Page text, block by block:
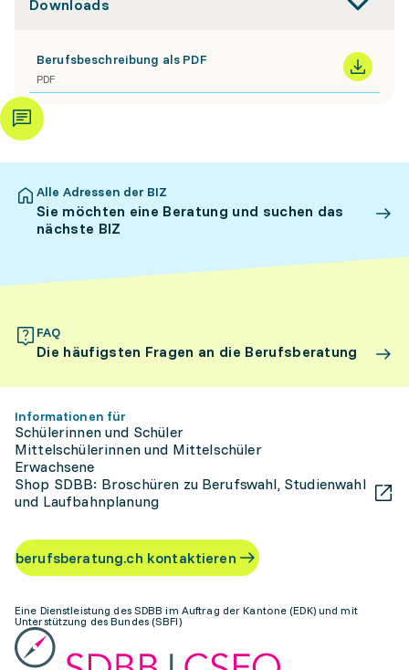
Downloads
Berufsbeschreibung als PDF
PDF
Alle Adressen der BIZ
Sie möchten eine Beratung und suchen das
nächste BIZ
FAQ
Die häufigsten Fragen an die Berufsberatung
Informationen für
Schülerinnen und Schüler
Mittelschülerinnen und Mittelschüler
Erwachsene
Shop SDBB: Broschüren zu Berufswahl, Studienwahl
und Laufbahnplanung
berufsberatung.ch kontaktieren
Eine Dienstleistung des SDBB im Auftrag der Kantone (EDK) und mit
Unterstützung des Bundes (SBFI)